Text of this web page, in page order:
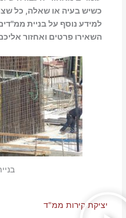
כשיש בעיה או שאלה, כל
למידע נוסף על בניית
השאירו פרטים ואחזור אליכם בהקדם.
יציקת קירות ממ"ד